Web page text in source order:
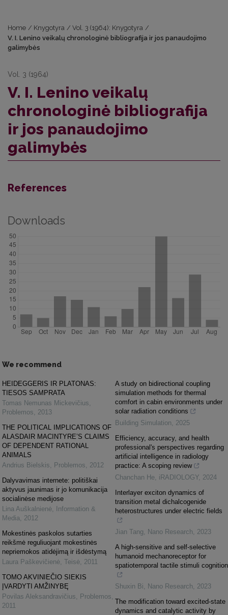
Home / Knygotyra / Vol. 3 (1964): Knygotyra /
V. I. Lenino veikalų chronologinė bibliografija ir jos panaudojimo
galimybės
Vol. 3 (1964)
V. I. Lenino veikalų
chronologinė bibliografija
ir jos panaudojimo
galimybės
References
Downloads
We recommend
HEIDEGGERIS IR PLATONAS:
TIESOS SAMPRATA
Tomas Nemunas Mickevičius,
Problemos, 2013
THE POLITICAL IMPLICATIONS OF
ALASDAIR MACINTYRE’S CLAIMS
OF DEPENDENT RATIONAL
ANIMALS
Andrius Bielskis, Problemos, 2012
Dalyvavimas internete: politiškai
aktyvus jaunimas ir jo komunikacija
socialinėse medijose
Lina Auškalnienė,
Information &
Media, 2012
Mokestinės paskolos sutarties
reikšmė reguliuojant mokestinės
nepriemokos atidėjimą ir išdėstymą
Laura Paškevičienė, Teisė, 2011
TOMO AKVINIEČIO SIEKIS
ĮVARDYTI AMŽINYBĘ
Povilas Aleksandravičius, Problemos,
2011
A study on bidirectional coupling
simulation methods for thermal
comfort in cabin environments under
solar radiation conditions
Building Simulation, 2025
Efficiency, accuracy, and health
professional's perspectives regarding
artificial intelligence in radiology
practice: A scoping review
Chanchan He, iRADIOLOGY, 2024
Interlayer exciton dynamics of
transition metal dichalcogenide
heterostructures under electric fields
Jian Tang, Nano Research, 2023
A high-sensitive and self-selective
humanoid mechanoreceptor for
spatiotemporal tactile stimuli cognition
Shuxin Bi, Nano Research, 2023
The modification toward excited-state
dynamics and catalytic activity by